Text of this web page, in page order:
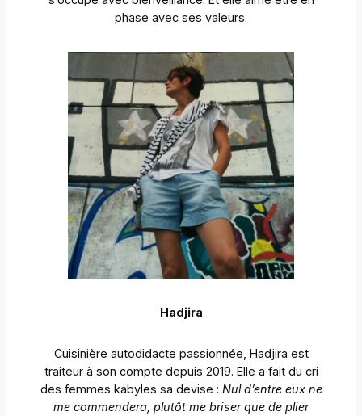
phase avec ses valeurs.
Hadjira
Cuisinière autodidacte passionnée, Hadjira est
traiteur à son compte depuis 2019. Elle a fait du cri
des femmes kabyles sa devise : Nul d’entre eux ne
me commendera, plutôt me briser que de plier